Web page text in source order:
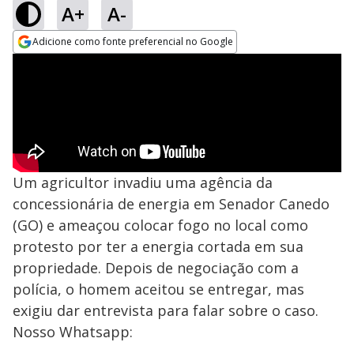
A+ A-
Adicione como fonte preferencial no Google
Um agricultor invadiu uma agência da
concessionária de energia em Senador Canedo
(GO) e ameaçou colocar fogo no local como
protesto por ter a energia cortada em sua
propriedade. Depois de negociação com a
polícia, o homem aceitou se entregar, mas
exigiu dar entrevista para falar sobre o caso.
Nosso Whatsapp: